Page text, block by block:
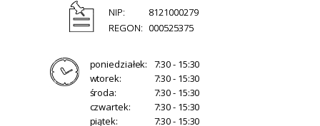
NIP:
8121000279
REGON: 000525375
poniedziałek:
7:30 - 15:30
wtorek:
7:30 - 15:30
środa:
7:30 - 15:30
czwartek:
7:30 - 15:30
piątek:
7:30 - 15:30